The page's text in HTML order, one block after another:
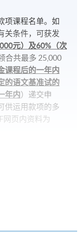
项课程名单。如
关条件，可获发
元）及60%（次
合共最多 25,000
课程后的一年内
的语文基准试的
年内）递交申
供运用款项的多
网页内资料为